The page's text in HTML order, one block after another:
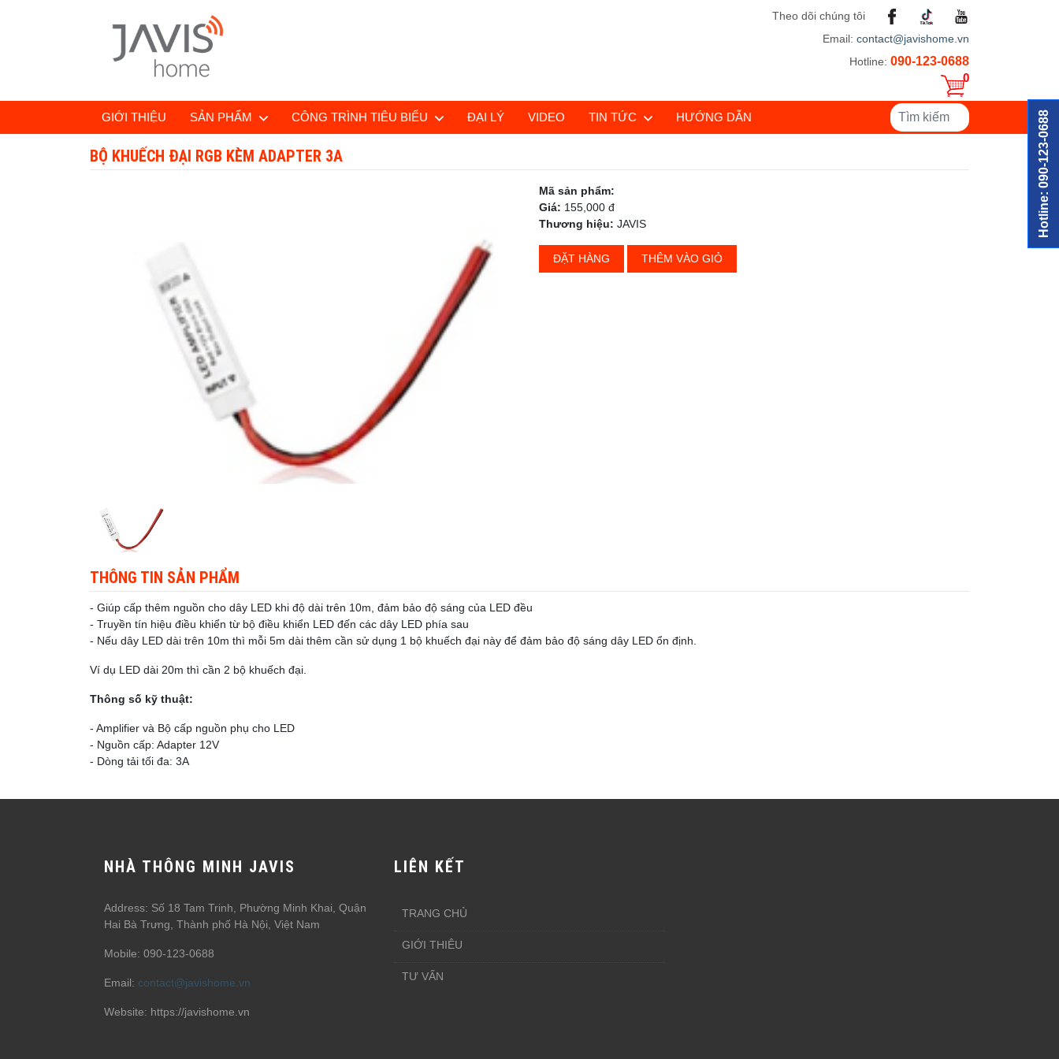
Hotline: 090-123-0688
Theo dõi chúng tôi
Email: contact@javishome.vn
Hotline: 090-123-0688
0
GIỚI THIỆU SẢN PHẨM CÔNG TRÌNH TIÊU BIỂU ĐẠI LÝ VIDEO TIN TỨC HƯỚNG DẪN
BỘ KHUẾCH ĐẠI RGB KÈM ADAPTER 3A
Mã sản phẩm:
Giá: 155,000 đ
Thương hiệu: JAVIS
ĐẶT HÀNG THÊM VÀO GIỎ
THÔNG TIN SẢN PHẨM
- Giúp cấp thêm nguồn cho dây LED khi độ dài trên 10m, đảm bảo độ sáng của LED đều
- Truyền tín hiệu điều khiển từ bộ điều khiển LED đến các dây LED phía sau
- Nếu dây LED dài trên 10m thì mỗi 5m dài thêm cần sử dụng 1 bộ khuếch đại này để đảm bảo độ sáng dây LED ổn định.
Ví dụ LED dài 20m thì cần 2 bộ khuếch đại.
Thông số kỹ thuật:
- Amplifier và Bộ cấp nguồn phụ cho LED
- Nguồn cấp: Adapter 12V
- Dòng tải tối đa: 3A
NHÀ THÔNG MINH JAVIS
Address: Số 18 Tam Trinh, Phường Minh Khai, Quận
Hai Bà Trưng, Thành phố Hà Nội, Việt Nam
Mobile: 090-123-0688
Email: contact@javishome.vn
Website: https://javishome.vn
LIÊN KẾT
TRANG CHỦ
GIỚI THIÊU
TƯ VẤN